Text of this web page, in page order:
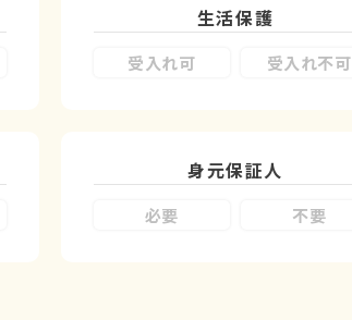
生活保護
受入れ可 受入れ不可
身元保証人
必要 不要